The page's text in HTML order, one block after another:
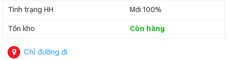
Tình trạng HH Mới 100%
Tồn kho Còn hàng
Chỉ đường đi